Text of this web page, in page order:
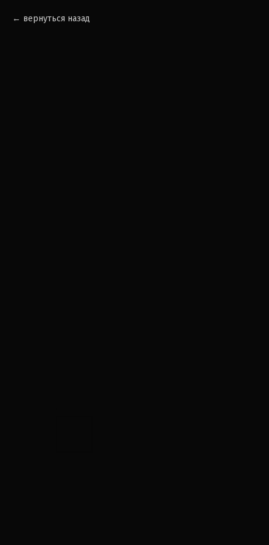
вернуться назад